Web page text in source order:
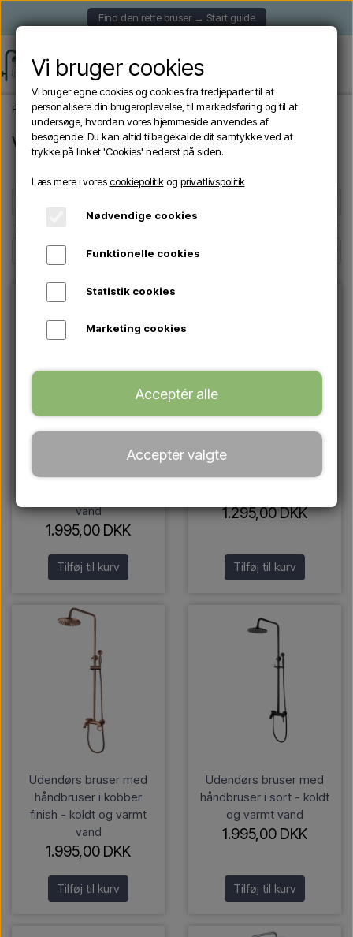
Find den rette bruser → Start guide
Forside Havebrusere Væghængte udendørs brusere
Væghængte udendørs brusere
Udendørs bruser med
håndbruser i messing
vand
1.995,00 DKK
Tilføj til kurv
Udendørs bruser med
håndbruser i rustfrit
1.295,00 DKK
Tilføj til kurv
Udendørs bruser med
håndbruser i kobber
finish - koldt og varmt
vand
1.995,00 DKK
Tilføj til kurv
Udendørs bruser med
håndbruser i sort - koldt
og varmt vand
1.995,00 DKK
Tilføj til kurv
Vi bruger cookies
Vi bruger egne cookies og cookies fra tredjeparter til at
personalisere din brugeroplevelse, til markedsføring og til at
undersøge, hvordan vores hjemmeside anvendes af
besøgende. Du kan altid tilbagekalde dit samtykke ved at
trykke på linket 'Cookies' nederst på siden.
Læs mere i vorescookiepolitikog privatlivspolitik
Nødvendige cookies
Funktionelle cookies
Statistik cookies
Marketing cookies
Acceptér alle
Acceptér valgte